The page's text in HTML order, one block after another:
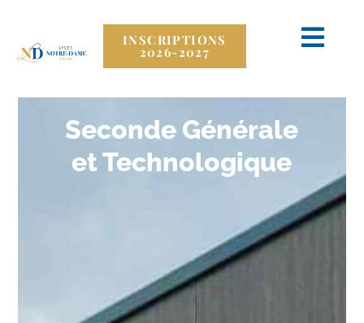
INSCRIPTIONS
2026-2027
Seconde Générale
et Technologique